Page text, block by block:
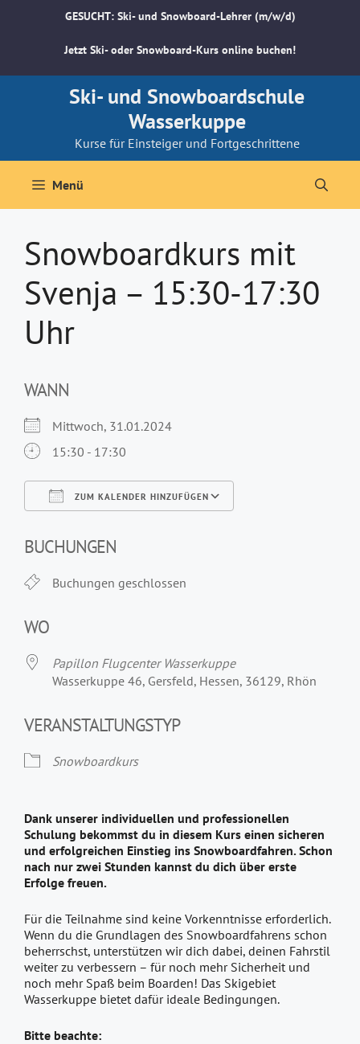
GESUCHT: Ski- und Snowboard-Lehrer (m/w/d)
Jetzt Ski- oder Snowboard-Kurs online buchen!
Ski- und Snowboardschule
Wasserkuppe
Kurse für Einsteiger und Fortgeschrittene
Menü
Snowboardkurs mit
Svenja – 15:30-17:30
Uhr
WANN
Mittwoch, 31.01.2024
15:30 - 17:30
ZUM KALENDER HINZUFÜGEN
BUCHUNGEN
Buchungen geschlossen
WO
Papillon Flugcenter Wasserkuppe
Wasserkuppe 46, Gersfeld, Hessen, 36129, Rhön
VERANSTALTUNGSTYP
Snowboardkurs
Dank unserer individuellen und professionellen
Schulung bekommst du in diesem Kurs einen sicheren
und erfolgreichen Einstieg ins Snowboardfahren. Schon
nach nur zwei Stunden kannst du dich über erste
Erfolge freuen.
Für die Teilnahme sind keine Vorkenntnisse erforderlich.
Wenn du die Grundlagen des Snowboardfahrens schon
beherrschst, unterstützen wir dich dabei, deinen Fahrstil
weiter zu verbessern – für noch mehr Sicherheit und
noch mehr Spaß beim Boarden! Das Skigebiet
Wasserkuppe bietet dafür ideale Bedingungen.
Bitte beachte: